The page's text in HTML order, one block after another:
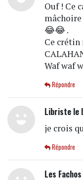
Ouf ! Ce
mâchoire
😂😂 .
Ce crétin
Waf waf
Répondre
Libriste le
je crois
Répondre
Les